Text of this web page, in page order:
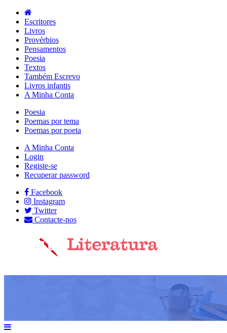
Escritores
Livros
Provérbios
Pensamentos
Poesia
Textos
Também Escrevo
Livros infantis
A Minha Conta
Poesia
Poemas por tema
Poemas por poeta
A Minha Conta
Login
Registe-se
Recuperar password
Facebook
Instagram
Twitter
Contacte-nos